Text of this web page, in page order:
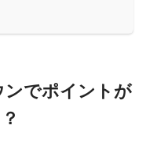
でポイントが